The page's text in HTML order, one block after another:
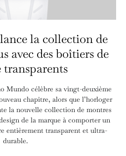
la collection de
avec des boîtiers de
Mundo célèbre sa vingt-deuxième
chapitre, alors que l’horloger
la nouvelle collection de montres
de la marque à comporter un
entièrement transparent et ultra-
durable.